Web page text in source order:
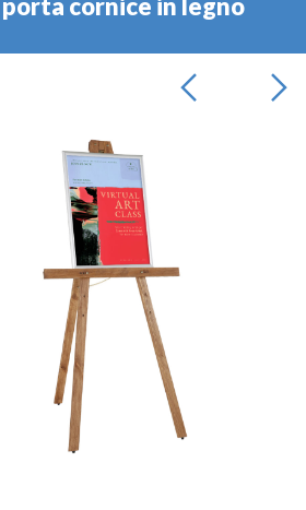
cornice in legno